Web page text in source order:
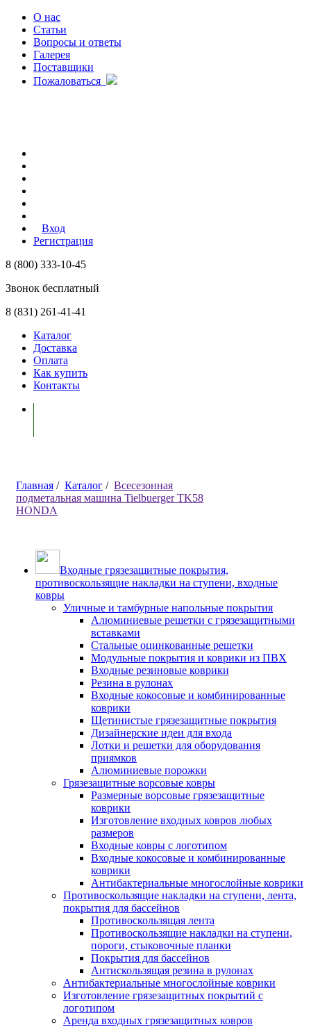
О нас
Статьи
Вопросы и ответы
Галерея
Поставщики
Пожаловаться
Вход
Регистрация
8 (800) 333-10-45
Звонок бесплатный
8 (831) 261-41-41
Каталог
Доставка
Оплата
Как купить
Контакты
Главная / Каталог / Всесезонная
подметальная машина Tielbuerger TK58
HONDA
Входные грязезащитные покрытия,
противоскользящие накладки на ступени, входные
ковры
Уличные и тамбурные напольные покрытия
Алюминиевые решетки с грязезащитными
вставками
Стальные оцинкованные решетки
Модульные покрытия и коврики из ПВХ
Входные резиновые коврики
Резина в рулонах
Входные кокосовые и комбинированные
коврики
Щетинистые грязезащитные покрытия
Дизайнерские идеи для входа
Лотки и решетки для оборудования
приямков
Алюминиевые порожки
Грязезащитные ворсовые ковры
Размерные ворсовые грязезащитные
коврики
Изготовление входных ковров любых
размеров
Входные ковры с логотипом
Входные кокосовые и комбинированные
коврики
Антибактериальные многослойные коврики
Противоскользящие накладки на ступени, лента,
покрытия для бассейнов
Противоскользящая лента
Противоскользящие накладки на ступени,
пороги, стыковочные планки
Покрытия для бассейнов
Антискользящая резина в рулонах
Антибактериальные многослойные коврики
Изготовление грязезащитных покрытий с
логотипом
Аренда входных грязезащитных ковров